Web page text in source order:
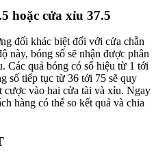
hoặc cửa xỉu 37.5
đối khác biệt đối với cửa chẵn
này, bóng số sẽ nhận được phân
Các quả bóng có số hiệu từ 1 tới
số tiếp tục từ 36 tới 75 sẽ quy
cược vào hai cửa tài và xỉu. Ngay
hàng có thể so kết quả và chia